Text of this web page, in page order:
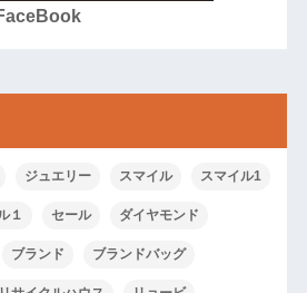
ジュエリー スマイル スマイル1
１ セール ダイヤモンド
ブランド ブランドバッグ